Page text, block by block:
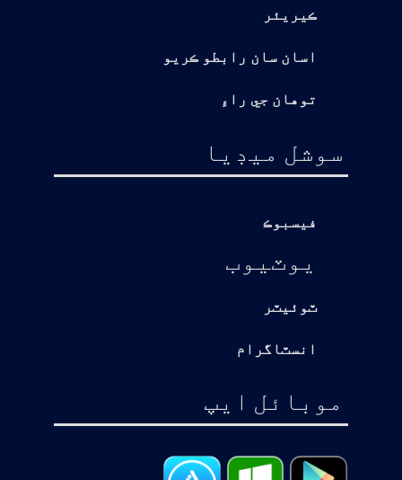
ڪيريئر
اسان سان رابطو ڪريو
توهان جي راءِ
سوشل ميڊيا
فيسبوڪ
يوٽيوب
ٽوئيٽر
انسٽاگرام
موبائل ايپ